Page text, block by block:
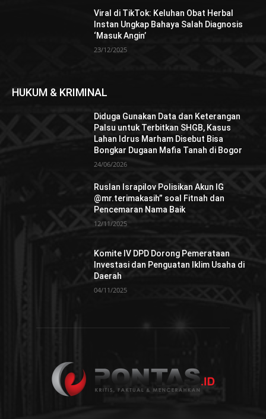
Viral di TikTok: Keluhan Obat Herbal
Instan Ungkap Bahaya Salah Diagnosis
‘Masuk Angin’
23/12/2025
HUKUM & KRIMINAL
Diduga Gunakan Data dan Keterangan
Palsu untuk Terbitkan SHGB, Kasus
Lahan Idrus Marham Disebut Bisa
Bongkar Dugaan Mafia Tanah di Bogor
24/06/2026
Ruslan Israpilov Polisikan Akun IG
@mr.terimakasih” soal Fitnah dan
Pencemaran Nama Baik
12/11/2025
Komite IV DPD Dorong Pemerataan
Investasi dan Penguatan Iklim Usaha di
Daerah
04/11/2025